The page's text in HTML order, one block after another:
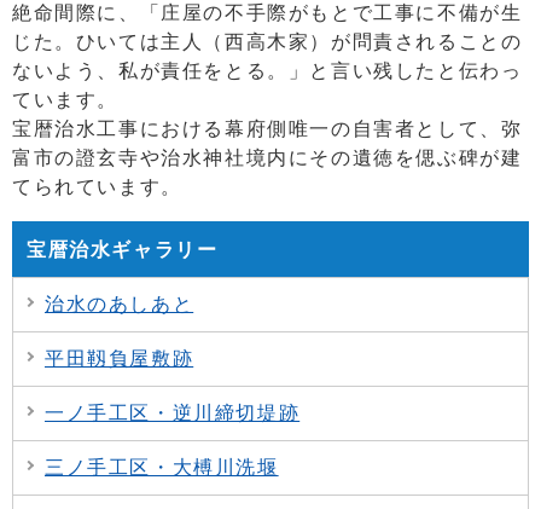
絶命間際に、「庄屋の不手際がもとで工事に不備が生
じた。ひいては主人（西高木家）が問責されることの
ないよう、私が責任をとる。」と言い残したと伝わっ
ています。
宝暦治水工事における幕府側唯一の自害者として、弥
富市の證玄寺や治水神社境内にその遺徳を偲ぶ碑が建
てられています。
宝暦治水ギャラリー
治水のあしあと
平田靱負屋敷跡
一ノ手工区・逆川締切堤跡
三ノ手工区・大榑川洗堰